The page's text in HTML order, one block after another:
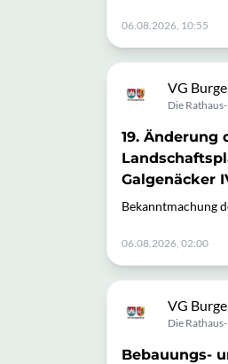
06.08.2026, 10:55
VG
Die
19.
Galgenäcker
Bekanntmachung
06.08.2026, 02:00
VG
Die
Bebauungs-